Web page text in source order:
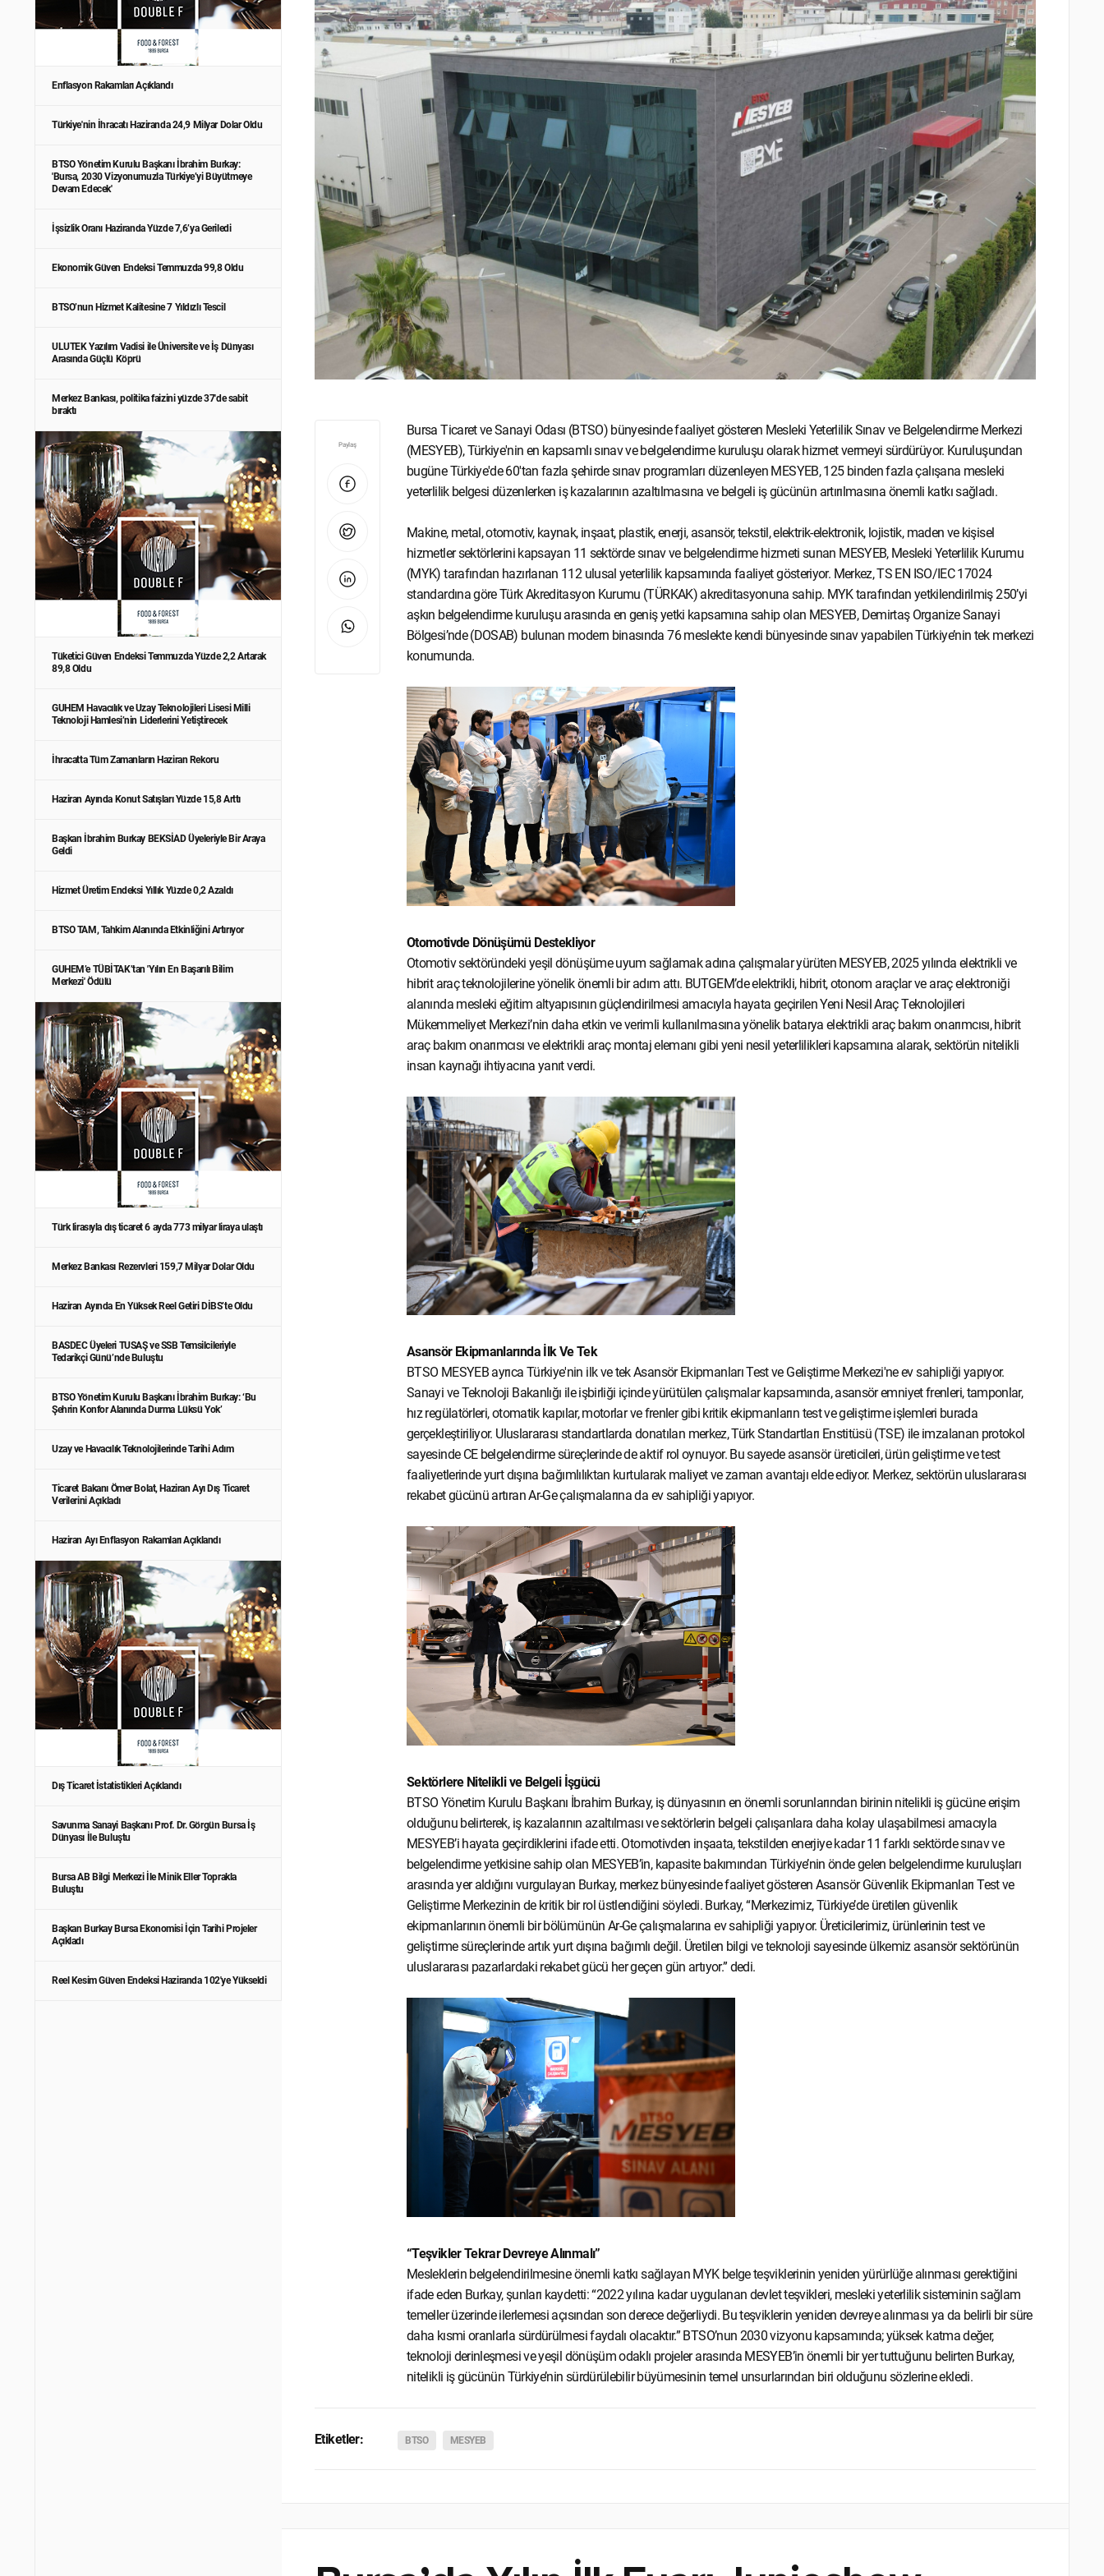
Enflasyon Rakamları Açıklandı
Türkiye'nin İhracatı Haziranda 24,9 Milyar Dolar Oldu
BTSO Yönetim Kurulu Başkanı İbrahim Burkay:
'Bursa, 2030 Vizyonumuzla Türkiye’yi Büyütmeye
Devam Edecek'
İşsizlik Oranı Haziranda Yüzde 7,6’ya Geriledi
Ekonomik Güven Endeksi Temmuzda 99,8 Oldu
BTSO’nun Hizmet Kalitesine 7 Yıldızlı Tescil
ULUTEK Yazılım Vadisi ile Üniversite ve İş Dünyası
Arasında Güçlü Köprü
Merkez Bankası, politika faizini yüzde 37'de sabit
bıraktı
Tüketici Güven Endeksi Temmuzda Yüzde 2,2 Artarak
89,8 Oldu
GUHEM Havacılık ve Uzay Teknolojileri Lisesi Milli
Teknoloji Hamlesi’nin Liderlerini Yetiştirecek
İhracatta Tüm Zamanların Haziran Rekoru
Haziran Ayında Konut Satışları Yüzde 15,8 Arttı
Başkan İbrahim Burkay BEKSİAD Üyeleriyle Bir Araya
Geldi
Hizmet Üretim Endeksi Yıllık Yüzde 0,2 Azaldı
BTSO TAM, Tahkim Alanında Etkinliğini Artırıyor
GUHEM’e TÜBİTAK’tan 'Yılın En Başarılı Bilim
Merkezi' Ödülü
Türk lirasıyla dış ticaret 6 ayda 773 milyar liraya ulaştı
Merkez Bankası Rezervleri 159,7 Milyar Dolar Oldu
Haziran Ayında En Yüksek Reel Getiri DİBS’te Oldu
BASDEC Üyeleri TUSAŞ ve SSB Temsilcileriyle
Tedarikçi Günü’nde Buluştu
BTSO Yönetim Kurulu Başkanı İbrahim Burkay: ‘Bu
Şehrin Konfor Alanında Durma Lüksü Yok’
Uzay ve Havacılık Teknolojilerinde Tarihi Adım
Ticaret Bakanı Ömer Bolat, Haziran Ayı Dış Ticaret
Verilerini Açıkladı
Haziran Ayı Enflasyon Rakamları Açıklandı
Dış Ticaret İstatistikleri Açıklandı
Savunma Sanayi Başkanı Prof. Dr. Görgün Bursa İş
Dünyası İle Buluştu
Bursa AB Bilgi Merkezi İle Minik Eller Toprakla
Buluştu
Başkan Burkay Bursa Ekonomisi İçin Tarihi Projeler
Açıkladı
Reel Kesim Güven Endeksi Haziranda 102'ye Yükseldi
Paylaş
Bursa Ticaret ve Sanayi Odası (BTSO) bünyesinde faaliyet gösteren Mesleki Yeterlilik Sınav ve Belgelendirme Merkezi
(MESYEB), Türkiye'nin en kapsamlı sınav ve belgelendirme kuruluşu olarak hizmet vermeyi sürdürüyor. Kuruluşundan
bugüne Türkiye'de 60'tan fazla şehirde sınav programları düzenleyen MESYEB, 125 binden fazla çalışana mesleki
yeterlilik belgesi düzenlerken iş kazalarının azaltılmasına ve belgeli iş gücünün artırılmasına önemli katkı sağladı.
Makine, metal, otomotiv, kaynak, inşaat, plastik, enerji, asansör, tekstil, elektrik-elektronik, lojistik, maden ve kişisel
hizmetler sektörlerini kapsayan 11 sektörde sınav ve belgelendirme hizmeti sunan MESYEB, Mesleki Yeterlilik Kurumu
(MYK) tarafından hazırlanan 112 ulusal yeterlilik kapsamında faaliyet gösteriyor. Merkez, TS EN ISO/IEC 17024
standardına göre Türk Akreditasyon Kurumu (TÜRKAK) akreditasyonuna sahip. MYK tarafından yetkilendirilmiş 250’yi
aşkın belgelendirme kuruluşu arasında en geniş yetki kapsamına sahip olan MESYEB, Demirtaş Organize Sanayi
Bölgesi’nde (DOSAB) bulunan modern binasında 76 meslekte kendi bünyesinde sınav yapabilen Türkiye’nin tek merkezi
konumunda.
Otomotivde Dönüşümü Destekliyor
Otomotiv sektöründeki yeşil dönüşüme uyum sağlamak adına çalışmalar yürüten MESYEB, 2025 yılında elektrikli ve
hibrit araç teknolojilerine yönelik önemli bir adım attı. BUTGEM’de elektrikli, hibrit, otonom araçlar ve araç elektroniği
alanında mesleki eğitim altyapısının güçlendirilmesi amacıyla hayata geçirilen Yeni Nesil Araç Teknolojileri
Mükemmeliyet Merkezi’nin daha etkin ve verimli kullanılmasına yönelik batarya elektrikli araç bakım onarımcısı, hibrit
araç bakım onarımcısı ve elektrikli araç montaj elemanı gibi yeni nesil yeterlilikleri kapsamına alarak, sektörün nitelikli
insan kaynağı ihtiyacına yanıt verdi.
Asansör Ekipmanlarında İlk Ve Tek
BTSO MESYEB ayrıca Türkiye'nin ilk ve tek Asansör Ekipmanları Test ve Geliştirme Merkezi'ne ev sahipliği yapıyor.
Sanayi ve Teknoloji Bakanlığı ile işbirliği içinde yürütülen çalışmalar kapsamında, asansör emniyet frenleri, tamponlar,
hız regülatörleri, otomatik kapılar, motorlar ve frenler gibi kritik ekipmanların test ve geliştirme işlemleri burada
gerçekleştiriliyor. Uluslararası standartlarda donatılan merkez, Türk Standartları Enstitüsü (TSE) ile imzalanan protokol
sayesinde CE belgelendirme süreçlerinde de aktif rol oynuyor. Bu sayede asansör üreticileri, ürün geliştirme ve test
faaliyetlerinde yurt dışına bağımlılıktan kurtularak maliyet ve zaman avantajı elde ediyor. Merkez, sektörün uluslararası
rekabet gücünü artıran Ar-Ge çalışmalarına da ev sahipliği yapıyor.
Sektörlere Nitelikli ve Belgeli İşgücü
BTSO Yönetim Kurulu Başkanı İbrahim Burkay, iş dünyasının en önemli sorunlarından birinin nitelikli iş gücüne erişim
olduğunu belirterek, iş kazalarının azaltılması ve sektörlerin belgeli çalışanlara daha kolay ulaşabilmesi amacıyla
MESYEB’i hayata geçirdiklerini ifade etti. Otomotivden inşaata, tekstilden enerjiye kadar 11 farklı sektörde sınav ve
belgelendirme yetkisine sahip olan MESYEB’in, kapasite bakımından Türkiye’nin önde gelen belgelendirme kuruluşları
arasında yer aldığını vurgulayan Burkay, merkez bünyesinde faaliyet gösteren Asansör Güvenlik Ekipmanları Test ve
Geliştirme Merkezinin de kritik bir rol üstlendiğini söyledi. Burkay, “Merkezimiz, Türkiye’de üretilen güvenlik
ekipmanlarının önemli bir bölümünün Ar-Ge çalışmalarına ev sahipliği yapıyor. Üreticilerimiz, ürünlerinin test ve
geliştirme süreçlerinde artık yurt dışına bağımlı değil. Üretilen bilgi ve teknoloji sayesinde ülkemiz asansör sektörünün
uluslararası pazarlardaki rekabet gücü her geçen gün artıyor.” dedi.
“Teşvikler Tekrar Devreye Alınmalı”
Mesleklerin belgelendirilmesine önemli katkı sağlayan MYK belge teşviklerinin yeniden yürürlüğe alınması gerektiğini
ifade eden Burkay, şunları kaydetti: “2022 yılına kadar uygulanan devlet teşvikleri, mesleki yeterlilik sisteminin sağlam
temeller üzerinde ilerlemesi açısından son derece değerliydi. Bu teşviklerin yeniden devreye alınması ya da belirli bir süre
daha kısmi oranlarla sürdürülmesi faydalı olacaktır.” BTSO’nun 2030 vizyonu kapsamında; yüksek katma değer,
teknoloji derinleşmesi ve yeşil dönüşüm odaklı projeler arasında MESYEB’in önemli bir yer tuttuğunu belirten Burkay,
nitelikli iş gücünün Türkiye’nin sürdürülebilir büyümesinin temel unsurlarından biri olduğunu sözlerine ekledi.
Etiketler: BTSO MESYEB